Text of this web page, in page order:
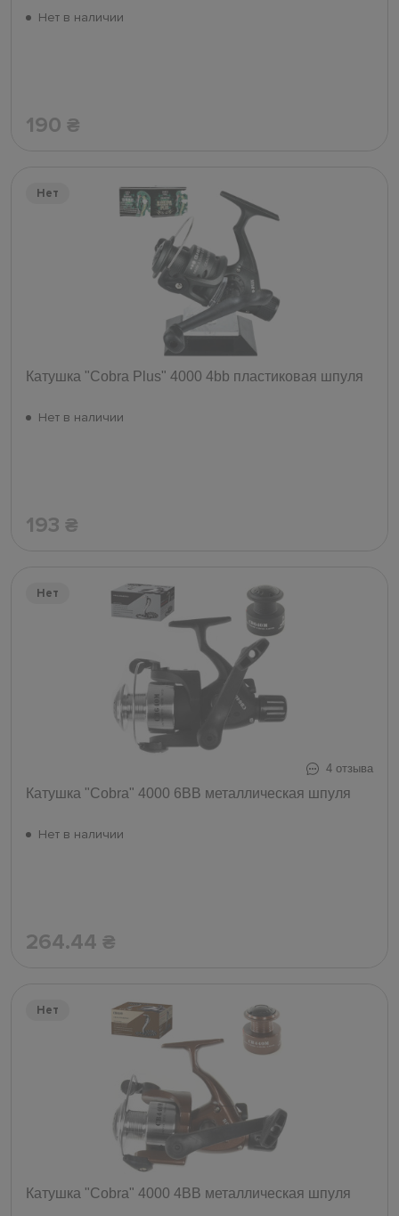
Нет в наличии
190 ₴
Нет
Катушка "Cobra Plus" 4000 4bb пластиковая шпуля
Нет в наличии
193 ₴
Нет
4 отзыва
Катушка "Cobra" 4000 6ВВ металлическая шпуля
Нет в наличии
264.44 ₴
Нет
Катушка "Cobra" 4000 4ВВ металлическая шпуля